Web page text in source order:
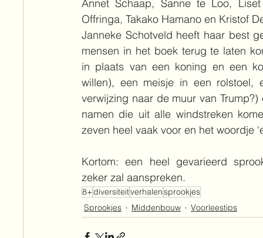
Annet Schaap, Sanne te Loo,
Offringa, Takako Hamano en Kristof
Janneke Schotveld heeft haar best
mensen in het boek terug te laten
in plaats van een koning en een
willen), een meisje in een rolstoel,
verwijzing naar de muur van
namen die uit alle windstreken
zeven heel vaak voor en het woordje
Kortom: een heel gevarieerd
zeker zal aanspreken.
8+diversiteitverhalensprookjes
Sprookjes
Middenbouw Voorleestips